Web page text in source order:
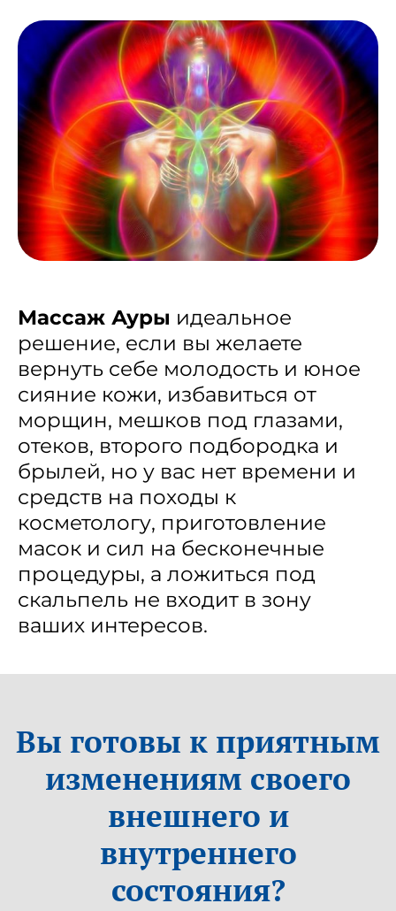
Массаж Ауры идеальное
решение, если вы желаете
вернуть себе молодость и юное
сияние кожи, избавиться от
морщин, мешков под глазами,
отеков, второго подбородка и
брылей, но у вас нет времени и
средств на походы к
косметологу, приготовление
масок и сил на бесконечные
процедуры, а ложиться под
скальпель не входит в зону
ваших интересов.
Вы готовы к приятным
изменениям своего
внешнего и
внутреннего
состояния?